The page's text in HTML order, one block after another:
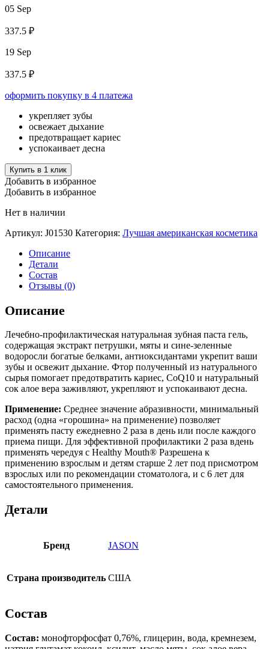
05 Sep
337.5 ₽
19 Sep
337.5 ₽
оформить покупку в 4 платежа
укрепляет зубы
освежает дыхание
предотвращает кариес
успокаивает десна
Купить в 1 клик
Добавить в избранное
Добавить в избранное
Нет в наличии
Артикул: J01530 Категория: Лучшая американская косметика
Описание
Детали
Состав
Отзывы (0)
Описание
Лечебно-профилактическая натуральная зубная паста гель,
содержащая экстракт петрушки, мяты и сине-зеленные
водоросли богатые белками, антиоксидантами укрепит ваши
зубы и освежит дыхание. Фтор полученный из натурального
сырья помогает предотвратить кариес, СоQ10 и натуральный
сок алое вера заживляют, укрепляют и успокаивают десна.
Применение: Среднее значение абразивности, минимальный
расход (одна «горошина» на применение) позволяет
применять пасту ежедневно 2 раза в день или после каждого
приема пищи. Для эффективной профилактики 2 раза вдень
применять чередуя с Healthy Mouth® Разрешена к
применению взрослым и детям старше 2 лет под присмотром
взрослых или по рекомендации стоматолога, и с 6 лет для
самостоятельного применения.
Детали
Бренд JASON
Страна производитель США
Состав
Состав: монофторфосфат 0,76%, глицерин, вода, кремнезем,